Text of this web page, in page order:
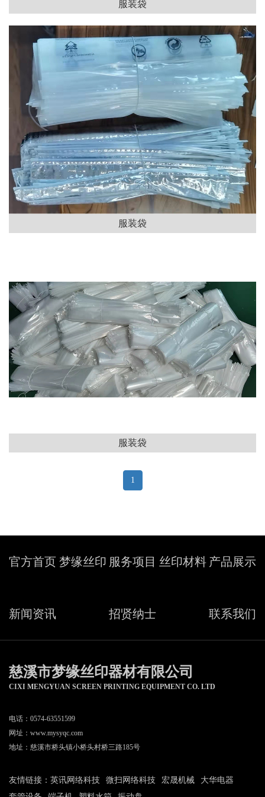
服装袋
服装袋
服装袋
1
官方首页 梦缘丝印 服务项目 丝印材料 产品展示
新闻资讯 招贤纳士 联系我们
慈溪市梦缘丝印器材有限公司
CIXI MENGYUAN SCREEN PRINTING EQUIPMENT CO. LTD
电话：0574-63551599
网址： www.mysyqc.com
地址：慈溪市桥头镇小桥头村桥三路185号
友情链接： 英讯网络科技 微扫网络科技 宏晟机械
大华电器